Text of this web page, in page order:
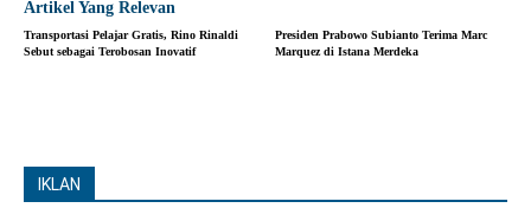
Artikel Yang Relevan
Transportasi Pelajar Gratis, Rino Rinaldi
Sebut sebagai Terobosan Inovatif
Presiden Prabowo Subianto Terima Marc
Marquez di Istana Merdeka
IKLAN